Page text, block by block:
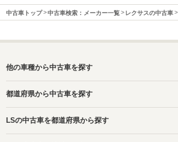
中古車トップ 中古車検索：メーカー一覧 レクサスの中古車
他の車種から中古車を探す
都道府県から中古車を探す
LSの中古車を都道府県から探す